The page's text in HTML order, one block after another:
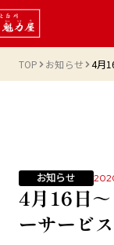
TOP お知らせ 4月
お知らせ
4月16日～
ーサービ